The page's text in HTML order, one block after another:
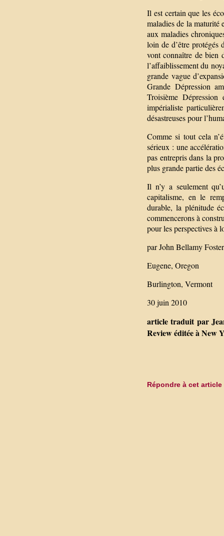
Il est certain que les
maladies de la maturité
aux maladies
loin de d’être protégés
vont connaître de bien
l’affaiblissement du
grande vague
Grande Dépression
Troisième
impérialiste
désastreuses pour
Comme si tout cela
sérieux : une
pas entrepris dans la
plus grande partie des
Il n’y a seulement
capitalisme, en le
durable, la plénitude
commencerons à
pour les perspectives à
par John Bellamy
Eugene, Oregon
Burlington, Vermont
30 juin 2010
article traduit par
Review éditée à New
Répondre à cet article